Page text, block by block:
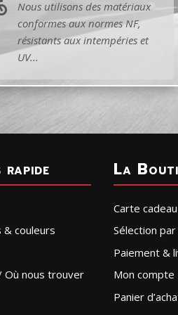
Nous utilisons des matériaux
conformes aux normes NF,
résistants aux intempéries et
UV...
rapide
& couleurs
Où nous trouver
La
Carte cadeau
Sélection
Paiement &
Mon compte
Panier